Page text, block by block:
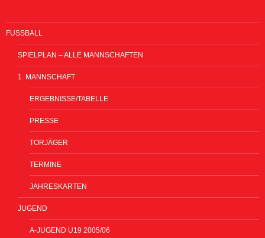
FUSSBALL
SPIELPLAN – ALLE MANNSCHAFTEN
1. MANNSCHAFT
ERGEBNISSE/TABELLE
PRESSE
TORJÄGER
TERMINE
JAHRESKARTEN
JUGEND
A-JUGEND U19 2005/06